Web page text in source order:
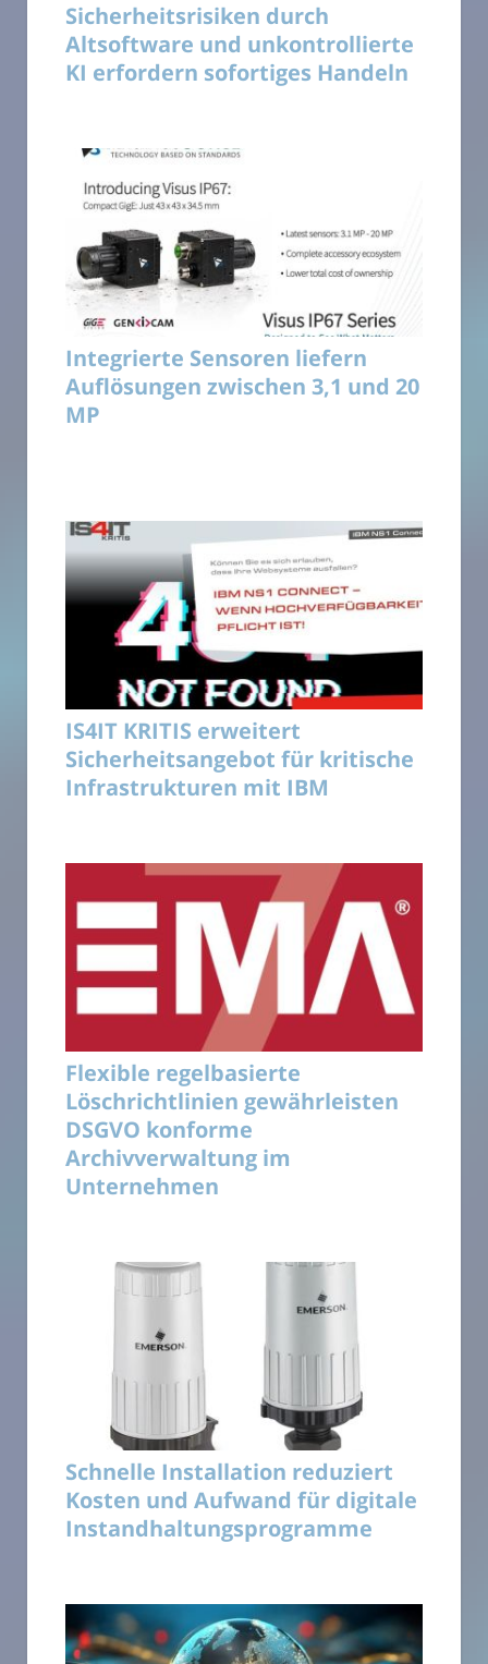
Sicherheitsrisiken durch
Altsoftware und unkontrollierte
KI erfordern sofortiges Handeln
Integrierte Sensoren liefern
Auflösungen zwischen 3,1 und 20
MP
IS4IT KRITIS erweitert
Sicherheitsangebot für kritische
Infrastrukturen mit IBM
Flexible regelbasierte
Löschrichtlinien gewährleisten
DSGVO konforme
Archivverwaltung im
Unternehmen
Schnelle Installation reduziert
Kosten und Aufwand für digitale
Instandhaltungsprogramme